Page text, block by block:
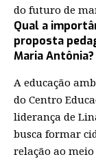
do futuro de
Qual a
proposta
Maria Antônia?
A educação
do Centro
liderança de
busca formar
relação ao